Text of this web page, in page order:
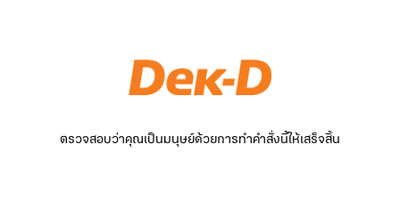
ตรวจสอบว่าคุณเป็นมนุษย์ด้วยการทำคำสั่งนี้ให้เสร็จสิ้น